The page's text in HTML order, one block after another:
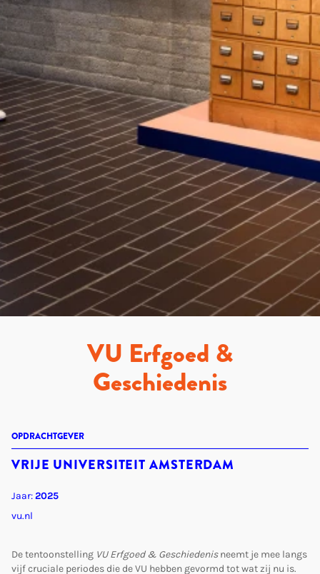
VU Erfgoed &
Geschiedenis
De tentoonstelling VU Erfgoed & Geschiedenisneemt je mee langs
vijf cruciale periodes die de VU hebben gevormd tot wat zij nu is.
OPDRACHTGEVER
VRIJE UNIVERSITEIT AMSTERDAM
Jaar:2025
vu.nl